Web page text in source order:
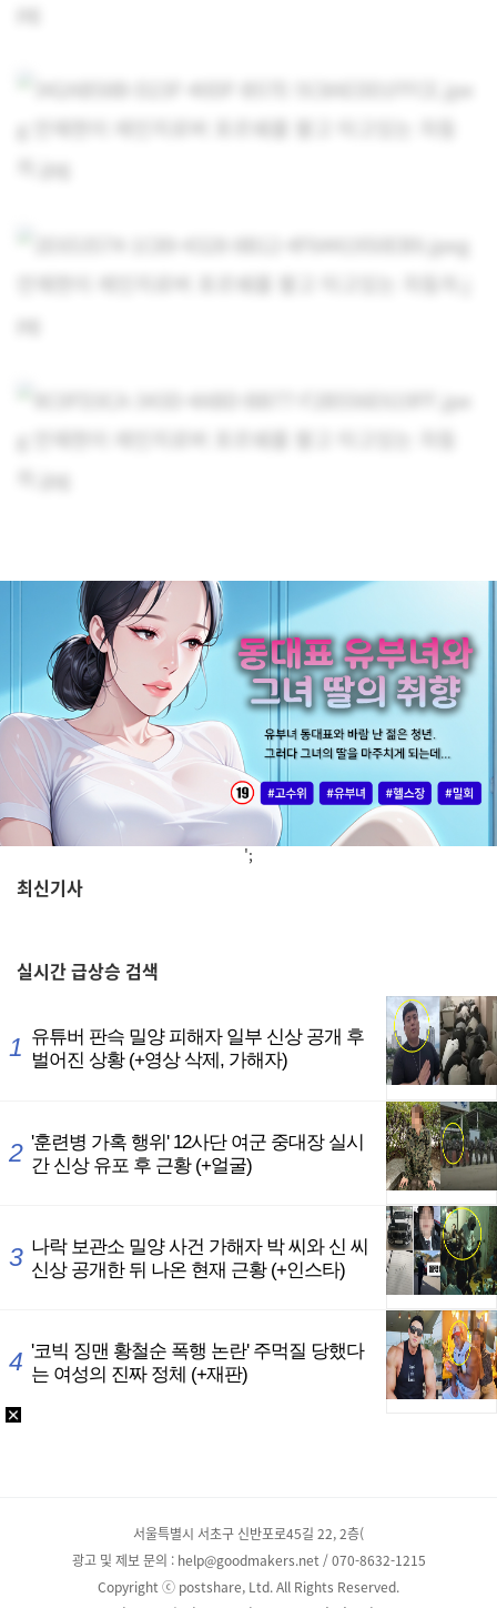
';
최신기사
실시간급상승 검색
서울특별시 서초구 신반포로45길 22, 2층(
광고 및 제보 문의 : help@goodmakers.net / 070-8632-1215
Copyright ⓒ postshare, Ltd. All Rights Reserved.